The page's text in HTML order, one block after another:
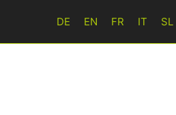
DE EN FR IT SL